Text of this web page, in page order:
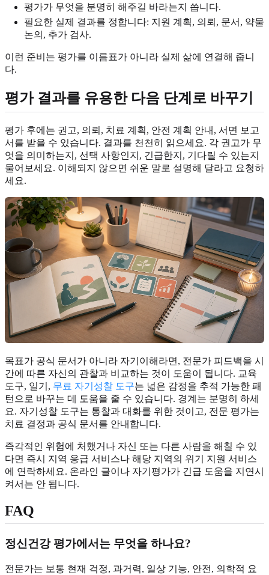
평가가 무엇을 분명히 해주길 바라는지 씁니다.
필요한 실제 결과를 정합니다: 지원 계획, 의뢰, 문서, 약물
논의, 추가 검사.
이런 준비는 평가를 이름표가 아니라 실제 삶에 연결해 줍니
다.
평가 결과를 유용한 다음 단계로 바꾸기
평가 후에는 권고, 의뢰, 치료 계획, 안전 계획 안내, 서면 보고
서를 받을 수 있습니다. 결과를 천천히 읽으세요. 각 권고가 무
엇을 의미하는지, 선택 사항인지, 긴급한지, 기다릴 수 있는지
물어보세요. 이해되지 않으면 쉬운 말로 설명해 달라고 요청하
세요.
목표가 공식 문서가 아니라 자기이해라면, 전문가 피드백을 시
간에 따른 자신의 관찰과 비교하는 것이 도움이 됩니다. 교육
도구, 일기, 무료 자기성찰 도구는 넓은 감정을 추적 가능한 패
턴으로 바꾸는 데 도움을 줄 수 있습니다. 경계는 분명히 하세
요. 자기성찰 도구는 통찰과 대화를 위한 것이고, 전문 평가는
치료 결정과 공식 문서를 안내합니다.
즉각적인 위험에 처했거나 자신 또는 다른 사람을 해칠 수 있
다면 즉시 지역 응급 서비스나 해당 지역의 위기 지원 서비스
에 연락하세요. 온라인 글이나 자기평가가 긴급 도움을 지연시
켜서는 안 됩니다.
FAQ
정신건강 평가에서는 무엇을 하나요?
전문가는 보통 현재 걱정, 과거력, 일상 기능, 안전, 의학적 요